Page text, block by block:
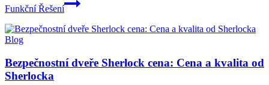
Funkční Řešení
Blog
Bezpečnostní dveře Sherlock cena: Cena a kvalita od
Sherlocka